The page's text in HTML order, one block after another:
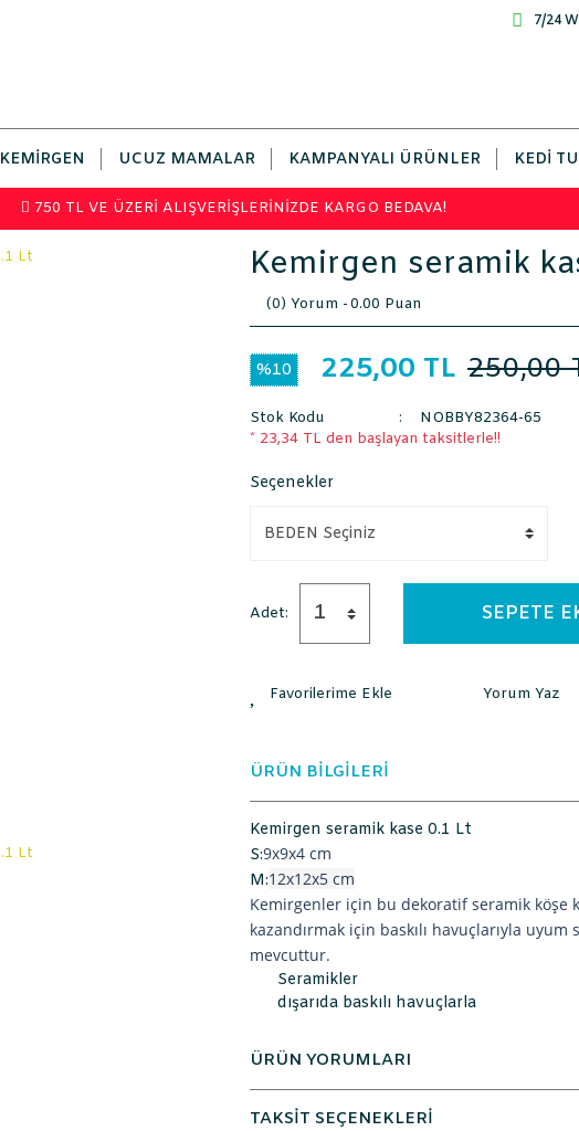
7/24
KEMIRGEN UCUZ MAMALAR KAMPANYALI ÜRÜNLER KEDI
750 TL VE ÜZERİ ALIŞVERİŞLERİNİZDE KARGO BEDAVA!
Kemirgen seramik
(0) Yorum -0.00 Puan
%10 225,00 TL 250,00
Stok Kodu
NOBBY82364-65
* 23,34 TL den başlayan taksitlerle!!
Seçenekler
Adet: SEPETE
Yorum Yaz
ÜRÜN BİLGİLERİ
Kemirgen seramik kase 0.1 Lt
S:9x9x4 cm
M:12x12x5 cm
Kemirgenler için bu dekoratif seramik köşe
kazandırmak için baskılı havuçlarıyla
mevcuttur.
Seramikler
dışarıda baskılı havuçlarla
ÜRÜN YORUMLARI
TAKSİT SEÇENEKLERİ